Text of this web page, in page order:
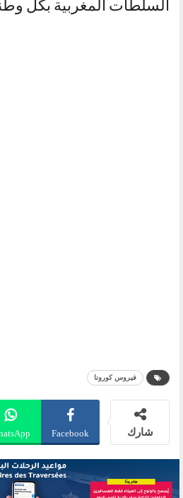
السلطات المغربية بكل
فيروس كورونا
شارك Facebook